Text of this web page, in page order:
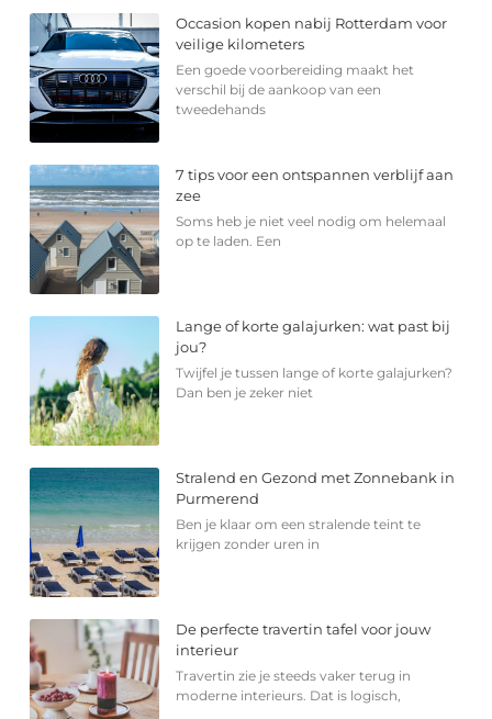
Occasion kopen nabij Rotterdam voor
veilige kilometers
Een goede voorbereiding maakt het
verschil bij de aankoop van een
tweedehands
7 tips voor een ontspannen verblijf aan
zee
Soms heb je niet veel nodig om helemaal
op te laden. Een
Lange of korte galajurken: wat past bij
jou?
Twijfel je tussen lange of korte galajurken?
Dan ben je zeker niet
Stralend en Gezond met Zonnebank in
Purmerend
Ben je klaar om een stralende teint te
krijgen zonder uren in
De perfecte travertin tafel voor jouw
interieur
Travertin zie je steeds vaker terug in
moderne interieurs. Dat is logisch,